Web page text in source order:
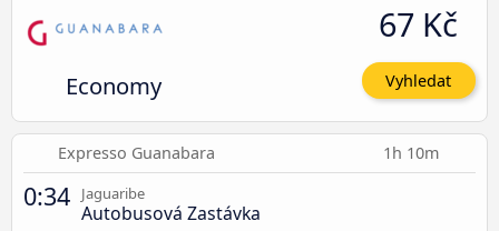
Economy
67 Kč
Vyhledat
Expresso Guanabara 1h 10m
0:34 Jaguaribe
Autobusová Zastávka